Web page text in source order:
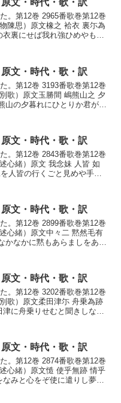
文・時代・歌・訳
。第12巻 2965番歌巻第12巻
陳思）原文橡之 袷衣 裏尓為
裏にせば我れ強ひめやも君
文・時代・歌・訳
。第12巻 3193番歌巻第12巻
歌）原文玉勝間 嶋熊山之 夕
の夕暮れにひとりか君が山
文・時代・歌・訳
。第12巻 2843番歌巻第12巻
心緒）原文 我念妹 人皆 如
人皆の行くごと見めや手に
文・時代・歌・訳
。第12巻 2899番歌巻第12巻
心緒）原文中々二 黙然毛有
かなかに黙もあらましをあづ
文・時代・歌・訳
。第12巻 3202番歌巻第12巻
歌）原文柔田津尓 舟乗為跡
に舟乗りせむと聞きしなへ
文・時代・歌・訳
。第12巻 2874番歌巻第12巻
心緒）原文慥 使乎無跡 情乎
みと心をぞ使に遣りし夢に